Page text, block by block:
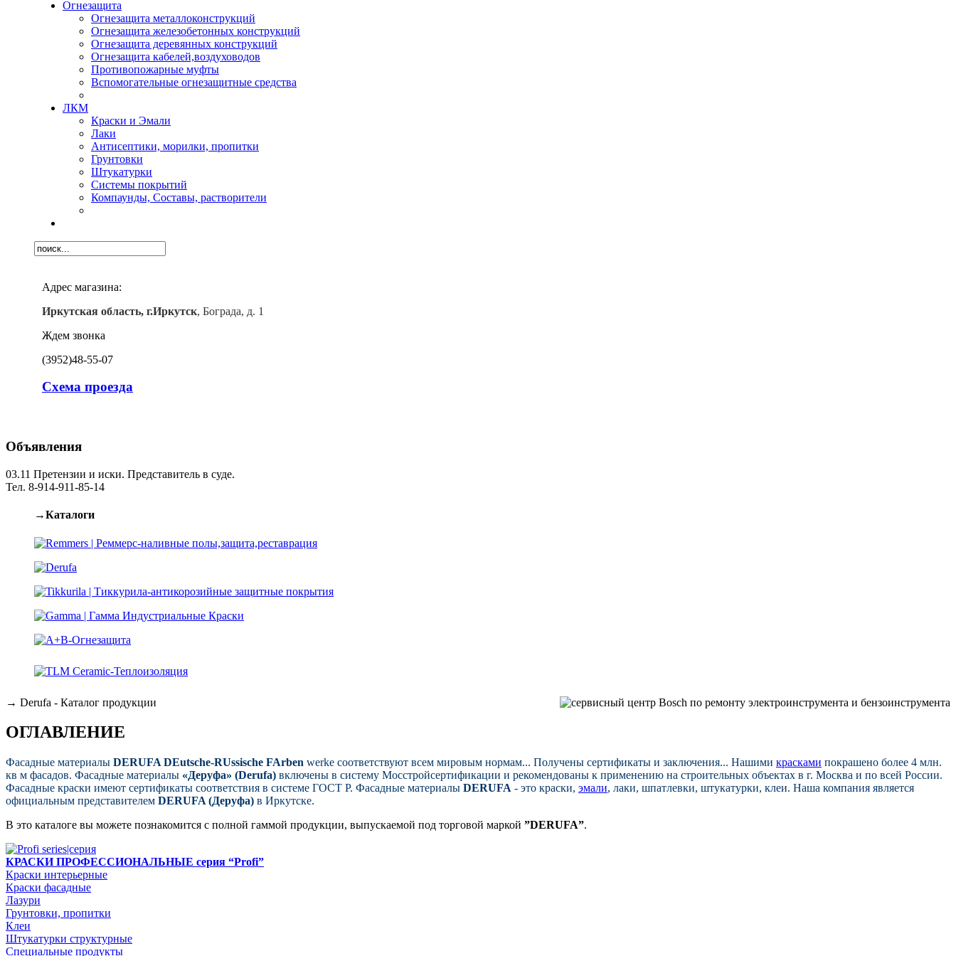
Огнезащита
Огнезащита металлоконструкций
Огнезащита железобетонных конструкций
Огнезащита деревянных конструкций
Огнезащита кабелей,воздуховодов
Противопожарные муфты
Вспомогательные огнезащитные средства
ЛКМ
Краски и Эмали
Лаки
Антисептики, морилки, пропитки
Грунтовки
Штукатурки
Системы покрытий
Компаунды, Составы, растворители
Адрес магазина:
Иркутская область, г.Иркутск, Бограда, д. 1
Ждем звонка
(3952)48-55-07
Схема проезда
Объявления
03.11 Претензии и иски. Представитель в суде.
Тел. 8-914-911-85-14
→Каталоги
→ Derufa - Каталог продукции
ОГЛАВЛЕНИЕ
Фасадные материалы DERUFA DEutsche-RUssische FArben werke соответствуют всем мировым нормам... Получены сертификаты и заключения... Нашими красками покрашено более 4 млн.
кв м фасадов. Фасадные материалы «Деруфа» (Derufa) включены в систему Мосстройсертификации и рекомендованы к применению на строительных объектах в г. Москва и по всей России.
Фасадные краски имеют сертификаты соответствия в системе ГОСТ Р. Фасадные материалы DERUFA - это краски, эмали, лаки, шпатлевки, штукатурки, клеи. Наша компания является
официальным представителем DERUFA (Деруфа) в Иркутске.
В это каталоге вы можете познакомится с полной гаммой продукции, выпускаемой под торговой маркой ”DERUFA”.
КРАСКИ ПРОФЕССИОНАЛЬНЫЕ серия “Profi”
Краски интерьерные
Краски фасадные
Лазури
Грунтовки, пропитки
Клеи
Штукатурки структурные
Специальные продукты